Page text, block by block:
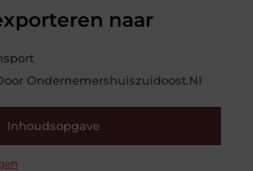
naar
Ondernemershuiszuidoost.nl
Inhoudsopgave